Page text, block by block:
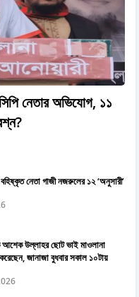
নেতার অভিযোগ, ১১
নেতা গাজী নজরুলের ১২ ‘অনুসারী’
আশেক উল্লাহর ছোট ভাই মাওলানা
জানাজা বুধবার সকাল ১০টায়